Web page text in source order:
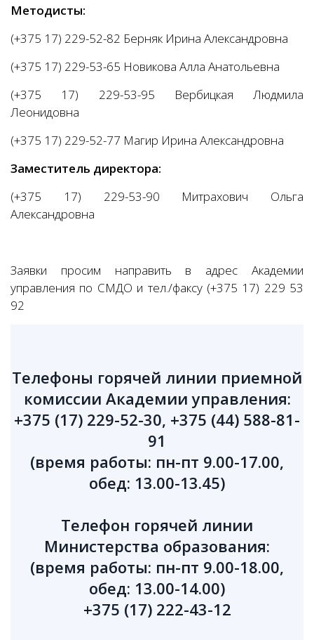
Методисты:
(+375 17) 229-52-82 Берняк Ирина Александровна
(+375 17) 229-53-65 Новикова Алла Анатольевна
(+375 17) 229-53-95 Вербицкая Людмила
Леонидовна
(+375 17) 229-52-77 Магир Ирина Александровна
Заместитель директора:
(+375 17) 229-53-90 Митрахович Ольга
Александровна
Заявки просим направить в адрес Академии
управления по СМДО и тел./факсу (+375 17) 229 53
92
Телефоны горячей линии приемной
комиссии Академии управления:
+375 (17) 229-52-30, +375 (44) 588-81-
91
(время работы: пн-пт 9.00-17.00,
обед: 13.00-13.45)
Телефон горячей линии
Министерства образования:
(время работы: пн-пт 9.00-18.00,
обед: 13.00-14.00)
+375 (17) 222-43-12